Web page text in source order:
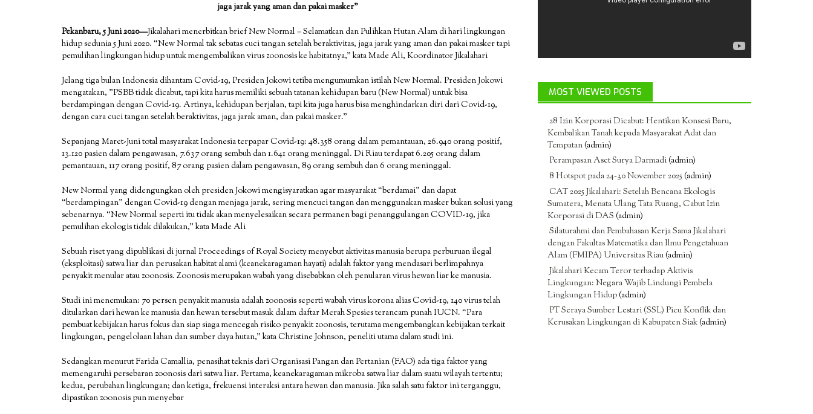
jaga jarak yang aman dan pakai masker”
Pekanbaru, 5 Juni 2020—Jikalahari menerbitkan brief New Normal = Selamatkan dan Pulihkan Hutan Alam di hari lingkungan
hidup sedunia 5 Juni 2020. “New Normal tak sebatas cuci tangan setelah beraktivitas, jaga jarak yang aman dan pakai masker tapi
pemulihan lingkungan hidup untuk mengembalikan virus zoonosis ke habitatnya,” kata Made Ali, Koordinator Jikalahari
Jelang tiga bulan Indonesia dihantam Covid-19, Presiden Jokowi tetiba mengumumkan istilah New Normal. Presiden Jokowi
mengatakan, ”PSBB tidak dicabut, tapi kita harus memiliki sebuah tatanan kehidupan baru (New Normal) untuk bisa
berdampingan dengan Covid-19. Artinya, kehidupan berjalan, tapi kita juga harus bisa menghindarkan diri dari Covid-19,
dengan cara cuci tangan setelah beraktivitas, jaga jarak aman, dan pakai masker.”
Sepanjang Maret-Juni total masyarakat Indonesia terpapar Covid-19: 48.358 orang dalam pemantauan, 26.940 orang positif,
13.120 pasien dalam pengawasan, 7.637 orang sembuh dan 1.641 orang meninggal. Di Riau terdapat 6.205 orang dalam
pemantauan, 117 orang positif, 87 orang pasien dalam pengawasan, 89 orang sembuh dan 6 orang meninggal.
New Normal yang didengungkan oleh presiden Jokowi mengisyaratkan agar masyarakat “berdamai” dan dapat
“berdampingan” dengan Covid-19 dengan menjaga jarak, sering mencuci tangan dan menggunakan masker bukan solusi yang
sebenarnya. “New Normal seperti itu tidak akan menyelesaikan secara permanen bagi penanggulangan COVID-19, jika
pemulihan ekologis tidak dilakukan,” kata Made Ali
Sebuah riset yang dipublikasi di jurnal Proceedings of Royal Society menyebut aktivitas manusia berupa perburuan ilegal
(eksploitasi) satwa liar dan perusakan habitat alami (keanekaragaman hayati) adalah faktor yang mendasari berlimpahnya
penyakit menular atau zoonosis. Zoonosis merupakan wabah yang disebabkan oleh penularan virus hewan liar ke manusia.
Studi ini menemukan: 70 persen penyakit manusia adalah zoonosis seperti wabah virus korona alias Covid-19, 140 virus telah
ditularkan dari hewan ke manusia dan hewan tersebut masuk dalam daftar Merah Spesies terancam punah IUCN. “Para
pembuat kebijakan harus fokus dan siap siaga mencegah risiko penyakit zoonosis, terutama mengembangkan kebijakan terkait
lingkungan, pengelolaan lahan dan sumber daya hutan,” kata Christine Johnson, peneliti utama dalam studi ini.
Sedangkan menurut Farida Camallia, penasihat teknis dari Organisasi Pangan dan Pertanian (FAO) ada tiga faktor yang
memengaruhi persebaran zoonosis dari satwa liar. Pertama, keanekaragaman mikroba satwa liar dalam suatu wilayah tertentu;
kedua, perubahan lingkungan; dan ketiga, frekuensi interaksi antara hewan dan manusia. Jika salah satu faktor ini terganggu,
dipastikan zoonosis pun menyebar
MOST VIEWED POSTS
28 Izin Korporasi Dicabut: Hentikan Konsesi Baru,
Kembalikan Tanah kepada Masyarakat Adat dan
Tempatan(admin)
Perampasan Aset Surya Darmadi(admin)
8 Hotspot pada 24-30 November 2025(admin)
CAT 2025 Jikalahari: Setelah Bencana Ekologis
Sumatera, Menata Ulang Tata Ruang, Cabut Izin
Korporasi di DAS (admin)
Silaturahmi dan Pembahasan Kerja Sama Jikalahari
dengan Fakultas Matematika dan Ilmu Pengetahuan
Alam (FMIPA) Universitas Riau(admin)
Jikalahari Kecam Teror terhadap Aktivis
Lingkungan: Negara Wajib Lindungi Pembela
Lingkungan Hidup(admin)
PT Seraya Sumber Lestari (SSL) Picu Konflik dan
Kerusakan Lingkungan di Kabupaten Siak(admin)